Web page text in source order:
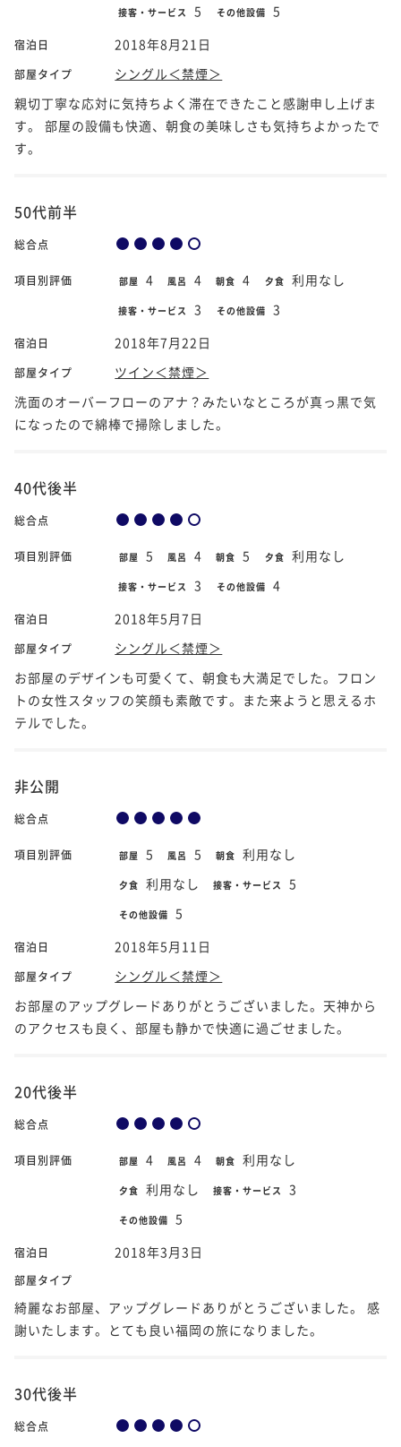
接客・サービス 5 その他設備 5
宿泊日 2018年8月21日
部屋タイプ
シングル＜禁煙＞
親切丁寧な応対に気持ちよく滞在できたこと感謝申し上げま
す。 部屋の設備も快適、朝食の美味しさも気持ちよかったで
す。
50代前半
総合点
項目別評価 部屋 4 風呂 4 朝食 4 夕食 利用なし
接客・サービス 3 その他設備 3
宿泊日 2018年7月22日
部屋タイプ
ツイン＜禁煙＞
洗面のオーバーフローのアナ？みたいなところが真っ黒で気
になったので綿棒で掃除しました。
40代後半
総合点
項目別評価 部屋 5 風呂 4 朝食 5 夕食 利用なし
接客・サービス 3 その他設備 4
宿泊日 2018年5月7日
部屋タイプ
シングル＜禁煙＞
お部屋のデザインも可愛くて、朝食も大満足でした。フロン
トの女性スタッフの笑顔も素敵です。また来ようと思えるホ
テルでした。
非公開
総合点
項目別評価 部屋 5 風呂 5 朝食 利用なし
夕食 利用なし 接客・サービス 5
その他設備 5
宿泊日 2018年5月11日
部屋タイプ
シングル＜禁煙＞
お部屋のアップグレードありがとうございました。天神から
のアクセスも良く、部屋も静かで快適に過ごせました。
20代後半
総合点
項目別評価 部屋 4 風呂 4 朝食 利用なし
夕食 利用なし 接客・サービス 3
その他設備 5
宿泊日 2018年3月3日
部屋タイプ
綺麗なお部屋、アップグレードありがとうございました。 感
謝いたします。とても良い福岡の旅になりました。
30代後半
総合点